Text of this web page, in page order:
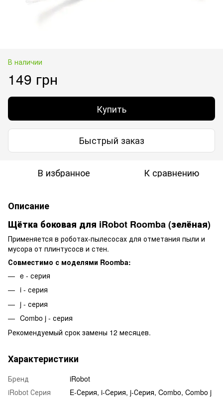
В наличии
149 грн
Купить
Быстрый заказ
В избранное К сравнению
Описание
Щётка боковая для iRobot Roomba (зелёная)
Применяется в роботах-пылесосах для отметания пыли и
мусора от плинтусосв и стен.
Совместимо с моделями Roomba:
e - серия
i - серия
j - серия
Combo j - серия
Рекомендуемый срок замены 12 месяцев.
Характеристики
Бренд
iRobot
iRobot Серия
E-Серия, i-Cерия, j-Серия, Combo, Combo j